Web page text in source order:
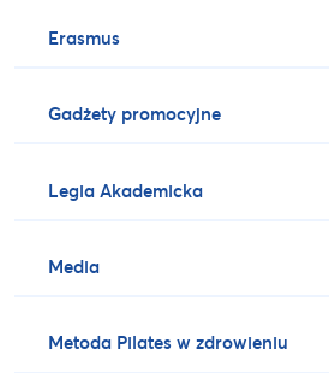
Erasmus
Gadżety promocyjne
Legia Akademicka
Media
Metoda Pilates w zdrowieniu